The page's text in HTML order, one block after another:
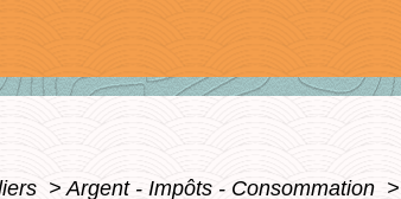
> Argent - Impôts - Consommation >